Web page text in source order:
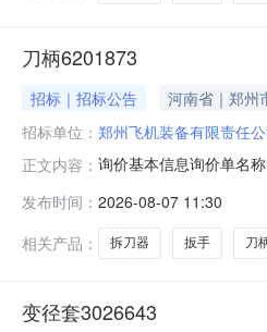
刀柄6201873
招标｜招标公告 河南省｜郑州
招标单位： 郑州飞机装备有限责任
正文内容： 询价基本信息询价单名
账180天后支付交货地
式交货日期/计划原产地
发布时间： 2026-08-07 11:30
相关产品：
拆刀器 扳手 刀
变径套3026643